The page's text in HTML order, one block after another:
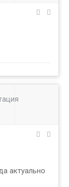
актуально